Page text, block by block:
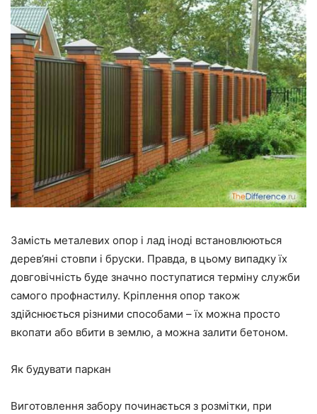
Замість металевих опор і лад іноді встановлюються
дерев’яні стовпи і бруски. Правда, в цьому випадку їх
довговічність буде значно поступатися терміну служби
самого профнастилу. Кріплення опор також
здійснюється різними способами – їх можна просто
вкопати або вбити в землю, а можна залити бетоном.
Як будувати паркан
Виготовлення забору починається з розмітки, при